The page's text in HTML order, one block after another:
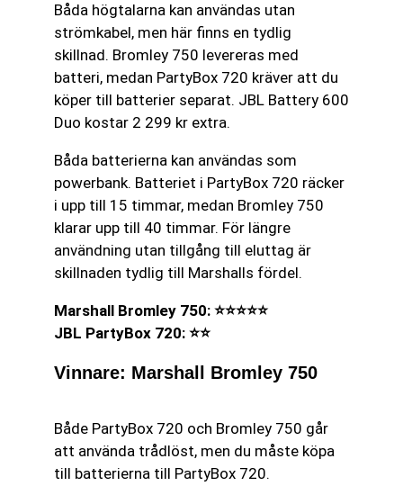
Båda högtalarna kan användas utan
strömkabel, men här finns en tydlig
skillnad. Bromley 750 levereras med
batteri, medan PartyBox 720 kräver att du
köper till batterier separat. JBL Battery 600
Duo kostar 2 299 kr extra.
Båda batterierna kan användas som
powerbank. Batteriet i PartyBox 720 räcker
i upp till 15 timmar, medan Bromley 750
klarar upp till 40 timmar. För längre
användning utan tillgång till eluttag är
skillnaden tydlig till Marshalls fördel.
Marshall Bromley 750: ⭐⭐⭐⭐⭐
JBL PartyBox 720: ⭐⭐
Vinnare: Marshall Bromley 750
Både PartyBox 720 och Bromley 750 går
att använda trådlöst, men du måste köpa
till batterierna till PartyBox 720.